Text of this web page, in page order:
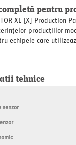
pentru
XL [X]
producțiilor
echipele care
tehnice
senzor